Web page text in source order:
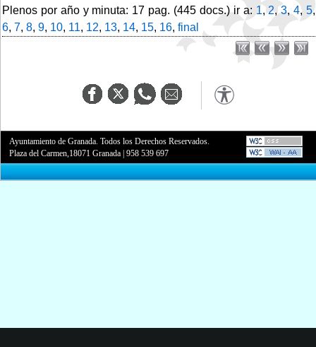
Plenos por año y minuta: 17 pag. (445 docs.) ir a: 1,2,3,4,5,
6, 7, 8, 9, 10, 11, 12, 13, 14, 15, 16, final
Ayuntamiento de Granada. Todos los Derechos Reservados.
Plaza del Carmen,18071 Granada |958 539 697